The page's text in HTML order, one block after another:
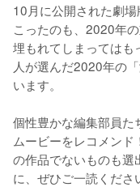
10月に公開された劇
こったのも、2020年
埋もれてしまってはも
人が選んだ2020年の
います。
個性豊かな編集部員た
ムービーをレコメン
の作品でないものも選
に、ぜひご一読くださ